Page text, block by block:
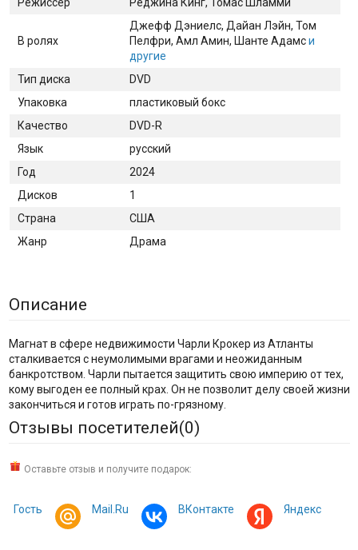
В ролях
Джефф Дэниелс, Дайан Лэйн, Том
Пелфри, Амл Амин, Шанте Адамси
другие
Тип диска
DVD
Упаковка
пластиковый бокс
Качество
DVD-R
Язык
русский
Год
2024
Дисков
1
Страна
США
Жанр
Драма
Описание
Магнат в сфере недвижимости Чарли Крокер из Атланты
сталкивается с неумолимыми врагами и неожиданным
банкротством. Чарли пытается защитить свою империю от тех,
кому выгоден ее полный крах. Он не позволит делу своей жизни
закончиться и готов играть по-грязному.
Отзывы посетителей(0)
Оставьте отзыв и получите подарок:
Гость Mail.Ru ВКонтакте Яндекс